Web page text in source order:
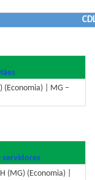
(Economia) | MG –
servidores
(MG) (Economia) |